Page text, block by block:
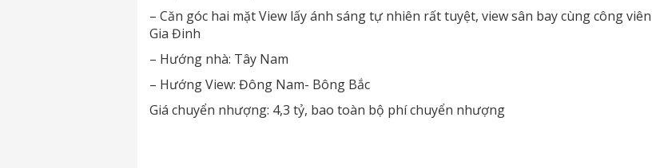
– Căn góc hai mặt View lấy ánh sáng tự nhiên rất tuyệt, view sân bay cùng công viên
Gia Đinh
– Hướng nhà: Tây Nam
– Hướng View: Đông Nam- Bông Bắc
Giá chuyển nhượng: 4,3 tỷ, bao toàn bộ phí chuyển nhượng